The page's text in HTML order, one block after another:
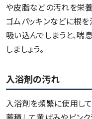
や皮脂などの汚れを栄
ゴムパッキンなどに根を
吸い込んでしまうと、
しましょう。
入浴剤の汚れ
入浴剤を頻繁に使用し